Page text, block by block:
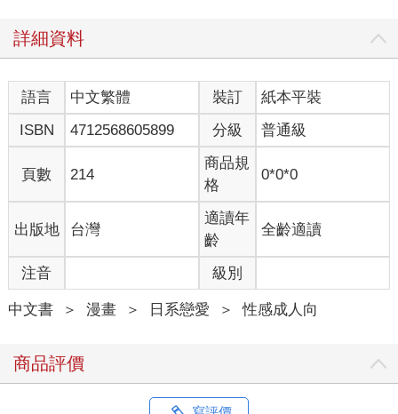
詳細資料
語言 中文繁體 裝訂
紙本平裝
ISBN
4712568605899 分級 普通級
頁數 214
商品規
格
0*0*0
出版地 台灣
適讀年
齡
全齡適讀
注音 級別
中文書 ＞ 漫畫 ＞ 日系戀愛 ＞ 性感成人向
商品評價